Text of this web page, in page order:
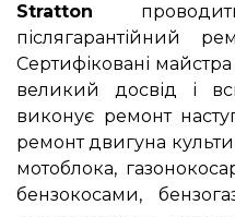
Stratton
післягарантійний
Сертифіковані
великий досвід і
виконує ремонт
ремонт двигуна
мотоблока,
бензокосами,